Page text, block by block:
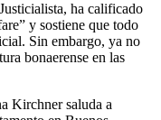
ha calificado
y sostiene que todo
Sin embargo, ya no
bonaerense en las